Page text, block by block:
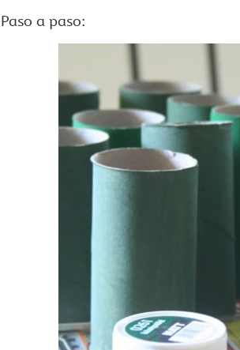
Paso a paso: